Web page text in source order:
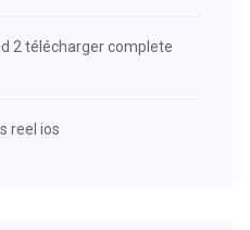
2 télécharger complete
reel ios